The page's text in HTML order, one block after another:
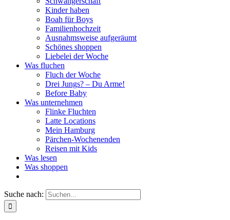
Kinder haben
Boah für Boys
Familienhochzeit
Ausnahmsweise aufgeräumt
Schönes shoppen
Liebelei der Woche
Was fluchen
Fluch der Woche
Drei Jungs? – Du Arme!
Before Baby
Was unternehmen
Flinke Fluchten
Latte Locations
Mein Hamburg
Pärchen-Wochenenden
Reisen mit Kids
Was lesen
Was shoppen
Suche nach: